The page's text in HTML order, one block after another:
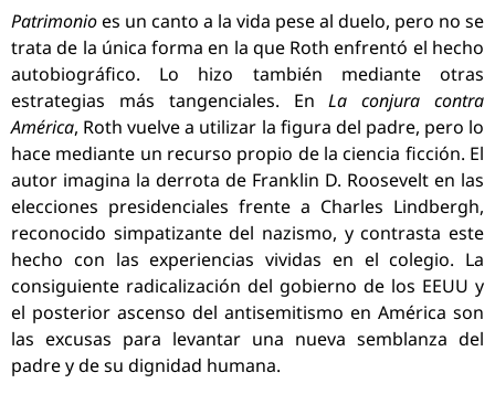
Patrimonioes un canto a la vida pese al duelo, pero no se
trata de la única forma en la que Roth enfrentó el hecho
autobiográfico. Lo hizo también mediante otras
estrategias más tangenciales. EnLa conjura contra
América, Roth vuelve a utilizar la figura del padre, pero lo
hace mediante un recurso propio de la ciencia ficción. El
autor imagina la derrota de Franklin D. Roosevelt en las
elecciones presidenciales frente a Charles Lindbergh,
reconocido simpatizante del nazismo, y contrasta este
hecho con las experiencias vividas en el colegio. La
consiguiente radicalización del gobierno de los EEUU y
el posterior ascenso del antisemitismo en América son
las excusas para levantar una nueva semblanza del
padre y de su dignidad humana.